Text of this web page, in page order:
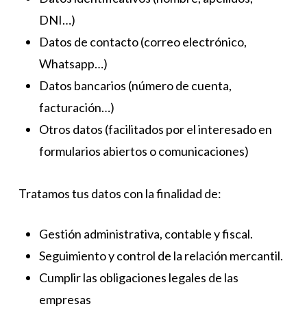
DNI…)
Datos de contacto (correo electrónico,
Whatsapp…)
Datos bancarios (número de cuenta,
facturación…)
Otros datos (facilitados por el interesado en
formularios abiertos o comunicaciones)
Tratamos tus datos con la finalidad de:
Gestión administrativa, contable y fiscal.
Seguimiento y control de la relación mercantil.
Cumplir las obligaciones legales de las
empresas